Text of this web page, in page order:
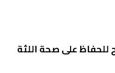
للحفاظ على صحة اللثة